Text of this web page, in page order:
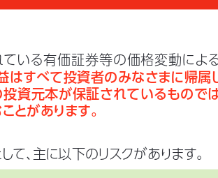
いる有価証券等の価格変動によ
はすべて投資者のみなさまに帰属
資元本が保証されているもので
とがあります。
て、主に以下のリスクがあります。